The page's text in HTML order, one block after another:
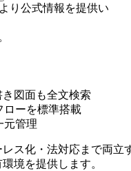
り公式情報を提供い
図面も全文検索
ローを標準搭載
元管理
ス化・法対応まで両
境を提供します。